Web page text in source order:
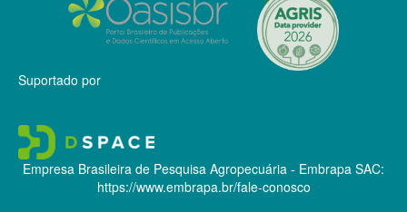
Suportado por
Empresa Brasileira de Pesquisa Agropecuária - Embrapa SAC:
https://www.embrapa.br/fale-conosco